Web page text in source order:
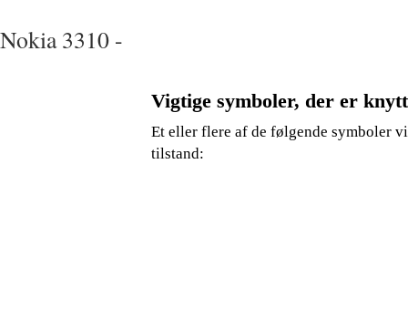
Nokia 3310 -
Vigtige symboler, der er
Et eller flere af de følgende symboler
tilstand: